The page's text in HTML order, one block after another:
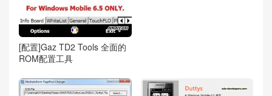
[配置]Gaz TD2 Tools 全面的
ROM配置工具